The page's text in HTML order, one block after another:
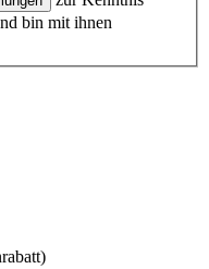
bin mit ihnen